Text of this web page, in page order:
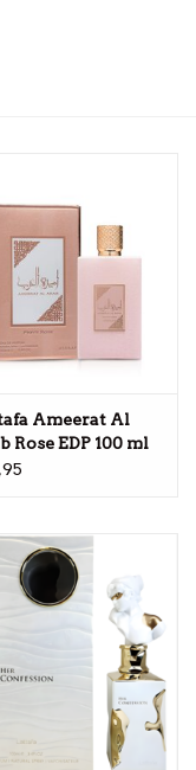
Ameerat Al
Rose EDP 100 ml